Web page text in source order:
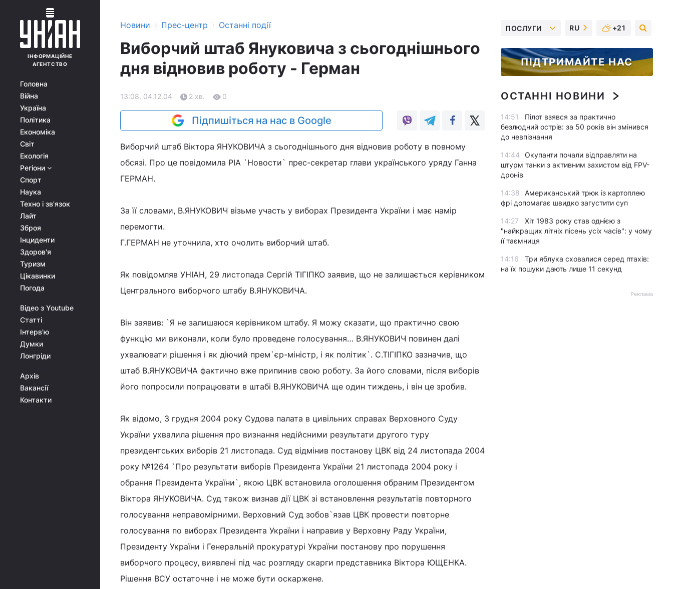
ІНФОРМАЦІЙНЕ
АГЕНТСТВО
Головна
Війна
Україна
Політика
Економіка
Світ
Екологія
Регіони
Спорт
Наука
Техно і зв'язок
Лайт
Зброя
Інциденти
Здоров'я
Туризм
Цікавинки
Погода
Відео з Youtube
Статті
Інтерв'ю
Думки
Лонгріди
Архів
Вакансії
Контакти
Новини › Прес-центр › Останні події
Виборчий штаб Януковича з сьогоднішнього
дня відновив роботу - Герман
13:08, 04.12.04 2 хв. 0
Підпишіться на нас в Google
Виборчий штаб Віктора ЯНУКОВИЧА з сьогоднішнього дня відновив роботу в повному
обсязі. Про це повідомила РІА `Новости` прес-секретар глави українського уряду Ганна
ГЕРМАН.
За її словами, В.ЯНУКОВИЧ візьме участь у виборах Президента України і має намір
перемогти.
Г.ГЕРМАН не уточнила, хто очолить виборчий штаб.
Як повідомляв УНІАН, 29 листопада Сергій ТІГІПКО заявив, що не залишається керівником
Центрального виборчого штабу В.ЯНУКОВИЧА.
Він заявив: `Я не залишаюся керівником штабу. Я можу сказати, що практично свою
функцію ми виконали, коли було проведене голосування… В.ЯНУКОВИЧ повинен далі
ухвалювати рішення і як діючий прем`єр-міністр, і як політик`. С.ТІГІПКО зазначив, що
штаб В.ЯНУКОВИЧА фактично вже припинив свою роботу. За його словами, після виборів
його попросили попрацювати в штабі В.ЯНУКОВИЧА ще один тиждень, і він це зробив.
Як відомо, 3 грудня 2004 року Судова палата в цивільних справах Верховного Суду
України ухвалила рішення про визнання недійсними результати другого туру
президентських виборів 21 листопада. Суд відмінив постанову ЦВК від 24 листопада 2004
року №1264 `Про результати виборів Президента України 21 листопада 2004 року і
обрання Президента України`, якою ЦВК встановила оголошення обраним Президентом
Віктора ЯНУКОВИЧА. Суд також визнав дії ЦВК зі встановлення результатів повторного
голосування неправомірними. Верховний Суд зобов`язав ЦВК провести повторне
голосування по виборах Президента України і направив у Верховну Раду України,
Президенту України і Генеральній прокуратурі України постанову про порушення
виборчого процесу, виявлені під час розгляду скарги представника Віктора ЮЩЕНКА.
Рішення ВСУ остаточне і не може бути оскаржене.
ПОСЛУГИ RU +21
ПІДТРИМАЙТЕ НАС
ОСТАННІ НОВИНИ
14:51
Пілот взявся за практично
безлюдний острів: за 50 років він змінився
до невпізнання
14:44
Окупанти почали відправляти на
штурм танки з активним захистом від FPV-
дронів
14:38
Американський трюк із картоплею
фрі допомагає швидко загустити суп
14:27
Хіт 1983 року став однією з
"найкращих літніх пісень усіх часів": у чому
її таємниця
14:16
Три яблука сховалися серед птахів:
на їх пошуки дають лише 11 секунд
Реклама